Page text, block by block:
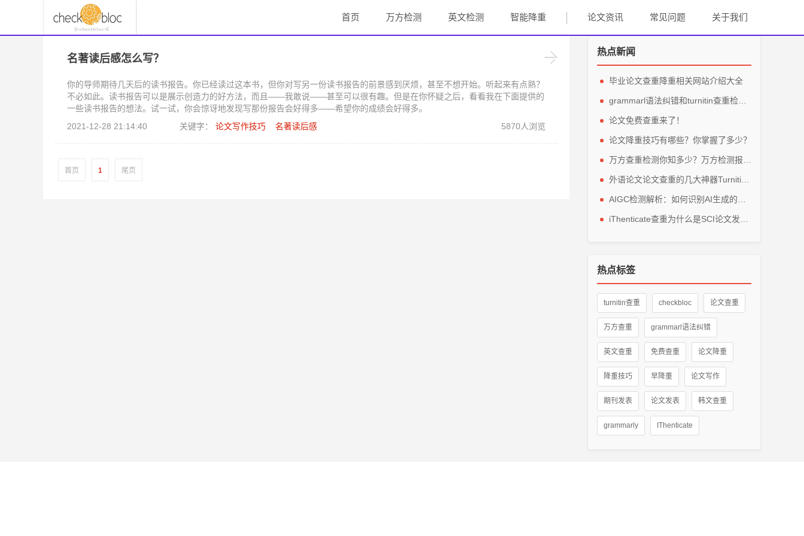
首页 万方检测 英文检测 智能降重 论文资讯 常见问题 关于我们
名著读后感怎么写？
你的导师期待几天后的读书报告。你已经读过这本书，但你对写另一份读书报告的前景感到厌烦，甚至不想开始。听起来有点熟？
不必如此。读书报告可以是展示创造力的好方法，而且——我敢说——甚至可以很有趣。但是在你怀疑之后，看看我在下面提供的
一些读书报告的想法。试一试，你会惊讶地发现写那份报告会好得多——希望你的成绩会好得多。
2021-12-28 21:14:40
关键字： 论文写作技巧 名著读后感 5870人浏览
首页 1 尾页
热点新闻
毕业论文查重降重相关网站介绍大全
论文免费查重来了！
论文降重技巧有哪些？你掌握了多少？
热点标签
turnitin查重 checkbloc 论文查重
万方查重 grammarl语法纠错
英文查重 免费查重 论文降重
降重技巧 早降重 论文写作
期刊发表 论文发表 韩文查重
grammarly IThenticate